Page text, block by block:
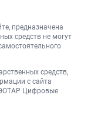
предназначена
средств не могут
средств,
с сайта
Цифровые